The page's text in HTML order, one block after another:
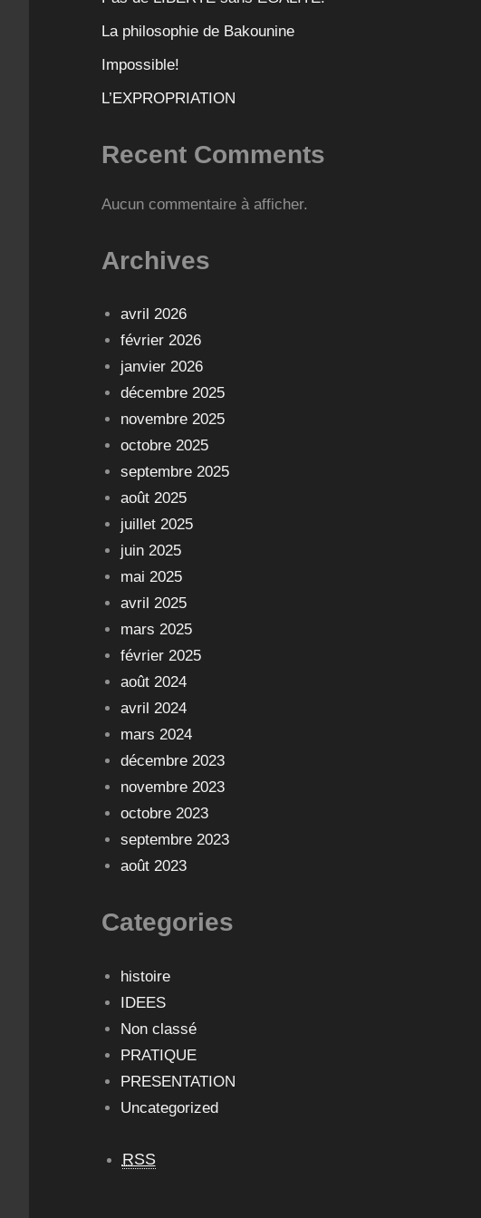
La philosophie de Bakounine
Impossible!
L’EXPROPRIATION
Recent Comments
Aucun commentaire à afficher.
Archives
avril 2026
février 2026
janvier 2026
décembre 2025
novembre 2025
octobre 2025
septembre 2025
août 2025
juillet 2025
juin 2025
mai 2025
avril 2025
mars 2025
février 2025
août 2024
avril 2024
mars 2024
décembre 2023
novembre 2023
octobre 2023
septembre 2023
août 2023
Categories
histoire
IDEES
Non classé
PRATIQUE
PRESENTATION
Uncategorized
RSS